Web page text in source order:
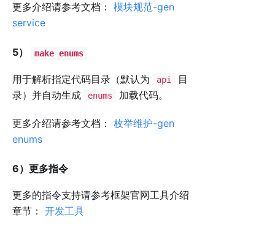
更多介绍请参考文档： 模块规范-gen
service
5） make enums
用于解析指定代码目录（默认为 api
目
录）并自动生成
enums 加载代码。
更多介绍请参考文档： 枚举维护-gen
enums
6）更多指令
更多的指令支持请参考框架官网工具介绍
章节： 开发工具